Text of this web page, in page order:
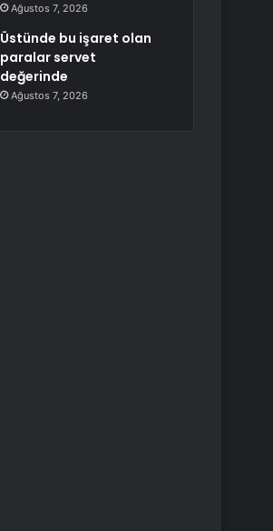
Ağustos 7, 2026
Üstünde bu işaret olan
paralar servet
değerinde
Ağustos 7, 2026